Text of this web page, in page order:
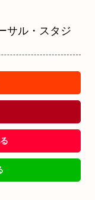
サル・スタジ